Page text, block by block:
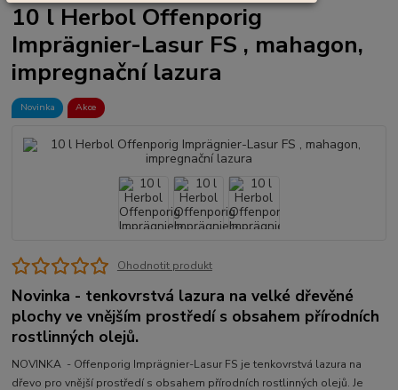
10 l Herbol Offenporig
Imprägnier-Lasur FS , mahagon,
impregnační lazura
Novinka Akce
Ohodnotit produkt
Novinka - tenkovrstvá lazura na velké dřevěné
plochy ve vnějším prostředí s obsahem přírodních
rostlinných olejů.
NOVINKA - Offenporig Imprägnier-Lasur FS je tenkovrstvá lazura na
dřevo pro vnější prostředí s obsahem přírodních rostlinných olejů. Je